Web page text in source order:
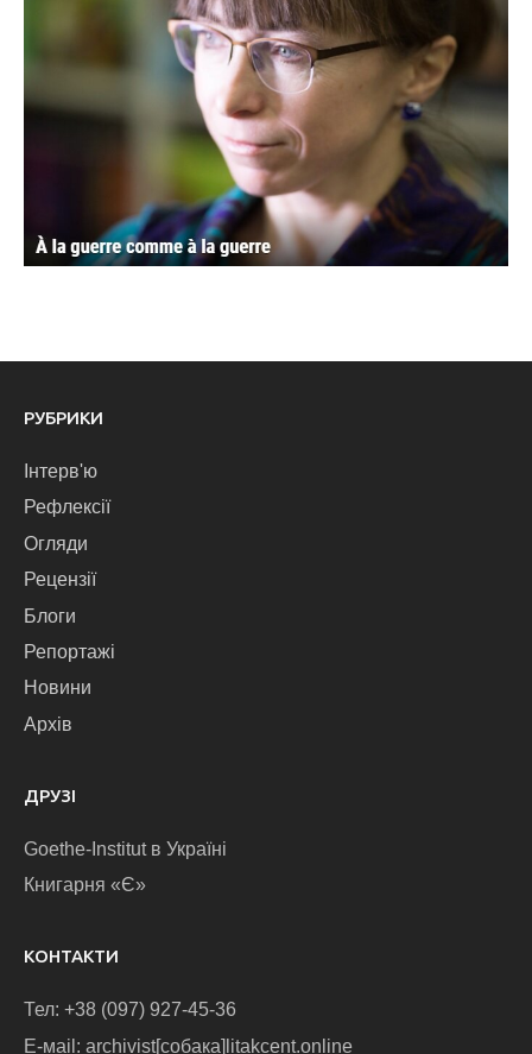
РУБРИКИ
Інтерв'ю
Рефлексії
Огляди
Рецензії
Блоги
Репортажі
Новини
Архів
ДРУЗІ
Goethe-Institut в Україні
Книгарня «Є»
КОНТАКТИ
Тел: +38 (097) 927-45-36
E-маіl: archivist[собака]litakcent.online